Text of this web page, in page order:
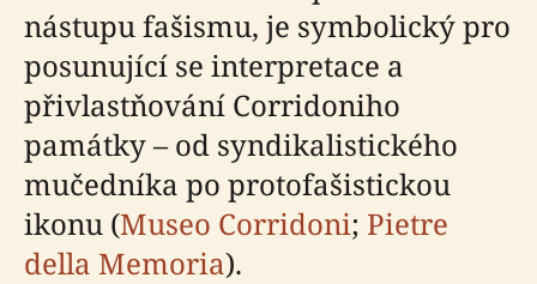
nástupu fašismu, je symbolický pro
posunující se interpretace a
přivlastňování Corridoniho
památky – od syndikalistického
mučedníka po protofašistickou
ikonu (Museo Corridoni; Pietre
della Memoria).